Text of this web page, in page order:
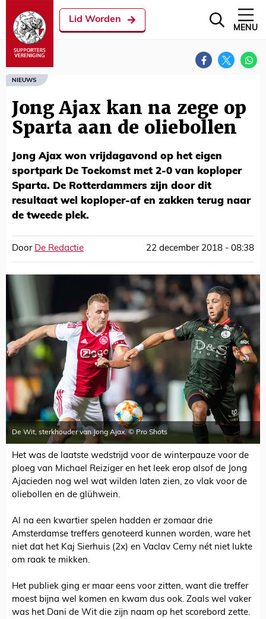
Lid Worden
MENU
NIEUWS
Jong Ajax kan na zege op
Sparta aan de oliebollen
Jong Ajax won vrijdagavond op het eigen
sportpark De Toekomst met 2-0 van koploper
Sparta. De Rotterdammers zijn door dit
resultaat wel koploper-af en zakken terug naar
de tweede plek.
Door De Redactie 22 december 2018 - 08:38
De Wit, sterkhouder van Jong Ajax. © Pro Shots
Het was de laatste wedstrijd voor de winterpauze voor de
ploeg van Michael Reiziger en het leek erop alsof de Jong
Ajacieden nog wel wat wilden laten zien, zo vlak voor de
oliebollen en de glühwein.
Al na een kwartier spelen hadden er zomaar drie
Amsterdamse treffers genoteerd kunnen worden, ware het
niet dat het Kaj Sierhuis (2x) en Vaclav Cerny nét niet lukte
om raak te mikken.
Het publiek ging er maar eens voor zitten, want die treffer
moest bijna wel komen en kwam dus ook. Zoals wel vaker
was het Dani de Wit die zijn naam op het scorebord zette.